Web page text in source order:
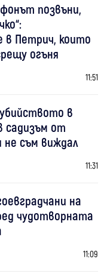
позвъни,
в Петрич, които
огъня
11:51
в
садизъм от
не съм виждал
11:31
на
чудотворната
11:09